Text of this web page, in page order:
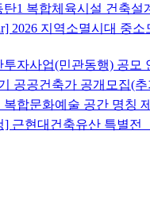
1 복합체육시설 건축설
2026 지역소멸시대 중
투자사업(민관동행) 공모
공공건축가 공개모집(
복합문화예술 공간 명칭
] 근현대건축유산 특별전